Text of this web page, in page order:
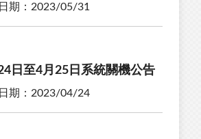
期：2023/05/31
日至4月25日系統關機公告
期：2023/04/24